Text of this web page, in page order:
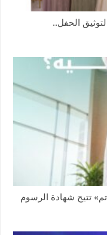
الحفل..
دقائق فقط.. «تم» تتيح شهادة الرسوم